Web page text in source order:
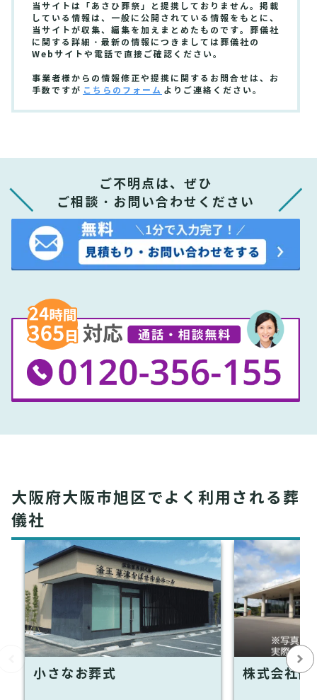
当サイトは「あさひ葬祭」と提携しておりません。掲載
している情報は、一般に公開されている情報をもとに、
当サイトが収集、編集を加えまとめたものです。葬儀社
に関する詳細・最新の情報につきましては葬儀社の
Webサイトや電話で直接ご確認ください。
事業者様からの情報修正や提携に関するお問合せは、お
手数ですが こちらのフォーム よりご連絡ください。
ご不明点は、ぜひ
ご相談・お問い合わせください
大阪府大阪市旭区でよく利用される葬
儀社
小さなお葬式 株式会社優